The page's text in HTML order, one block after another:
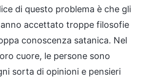
di questo problema è che gli
accettato troppe filosofie
conoscenza satanica. Nel
cuore, le persone sono
sorta di opinioni e pensieri